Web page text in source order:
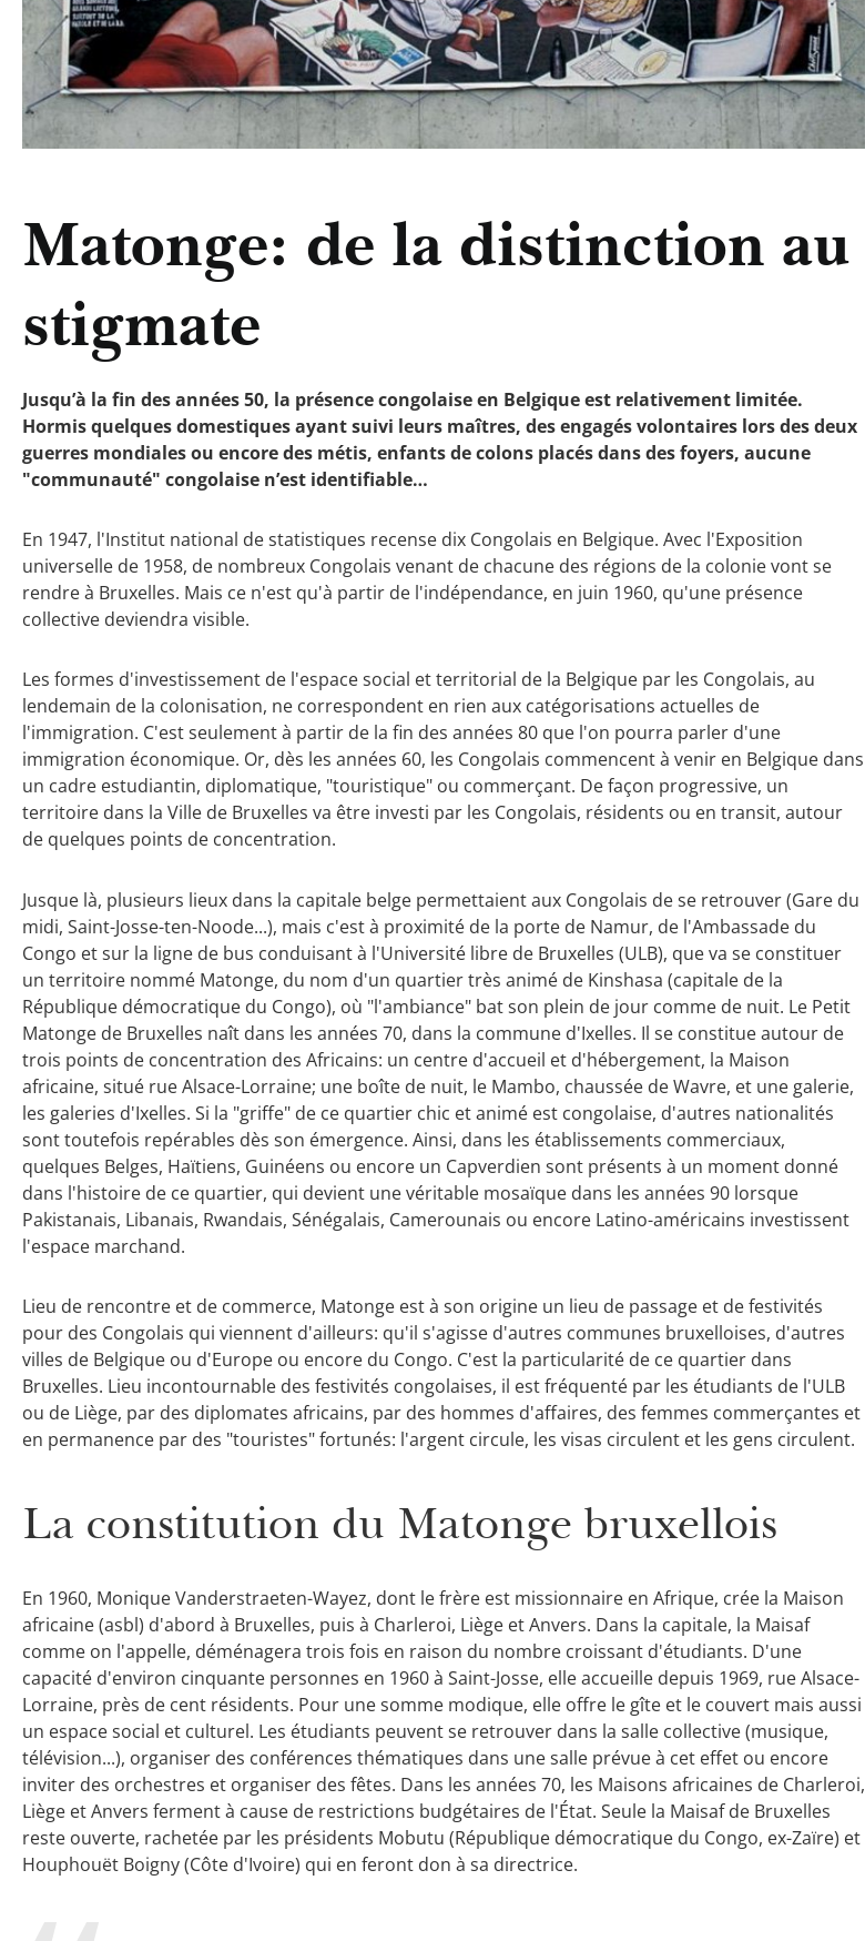
Matonge: de la distinction au
stigmate
Jusqu’à la fin des années 50, la présence congolaise en Belgique est relativement limitée.
Hormis quelques domestiques ayant suivi leurs maîtres, des engagés volontaires lors des deux
guerres mondiales ou encore des métis, enfants de colons placés dans des foyers, aucune
"communauté" congolaise n’est identifiable…
En 1947, l'Institut national de statistiques recense dix Congolais en Belgique. Avec l'Exposition
universelle de 1958, de nombreux Congolais venant de chacune des régions de la colonie vont se
rendre à Bruxelles. Mais ce n'est qu'à partir de l'indépendance, en juin 1960, qu'une présence
collective deviendra visible.
Les formes d'investissement de l'espace social et territorial de la Belgique par les Congolais, au
lendemain de la colonisation, ne correspondent en rien aux catégorisations actuelles de
l'immigration. C'est seulement à partir de la fin des années 80 que l'on pourra parler d'une
immigration économique. Or, dès les années 60, les Congolais commencent à venir en Belgique dans
un cadre estudiantin, diplomatique, "touristique" ou commerçant. De façon progressive, un
territoire dans la Ville de Bruxelles va être investi par les Congolais, résidents ou en transit, autour
de quelques points de concentration.
Jusque là, plusieurs lieux dans la capitale belge permettaient aux Congolais de se retrouver (Gare du
midi, Saint-Josse-ten-Noode...), mais c'est à proximité de la porte de Namur, de l'Ambassade du
Congo et sur la ligne de bus conduisant à l'Université libre de Bruxelles (ULB), que va se constituer
un territoire nommé Matonge, du nom d'un quartier très animé de Kinshasa (capitale de la
République démocratique du Congo), où "l'ambiance" bat son plein de jour comme de nuit. Le Petit
Matonge de Bruxelles naît dans les années 70, dans la commune d'Ixelles. Il se constitue autour de
trois points de concentration des Africains: un centre d'accueil et d'hébergement, la Maison
africaine, situé rue Alsace-Lorraine; une boîte de nuit, le Mambo, chaussée de Wavre, et une galerie,
les galeries d'Ixelles. Si la "griffe" de ce quartier chic et animé est congolaise, d'autres nationalités
sont toutefois repérables dès son émergence. Ainsi, dans les établissements commerciaux,
quelques Belges, Haïtiens, Guinéens ou encore un Capverdien sont présents à un moment donné
dans l'histoire de ce quartier, qui devient une véritable mosaïque dans les années 90 lorsque
Pakistanais, Libanais, Rwandais, Sénégalais, Camerounais ou encore Latino-américains investissent
l'espace marchand.
Lieu de rencontre et de commerce, Matonge est à son origine un lieu de passage et de festivités
pour des Congolais qui viennent d'ailleurs: qu'il s'agisse d'autres communes bruxelloises, d'autres
villes de Belgique ou d'Europe ou encore du Congo. C'est la particularité de ce quartier dans
Bruxelles. Lieu incontournable des festivités congolaises, il est fréquenté par les étudiants de l'ULB
ou de Liège, par des diplomates africains, par des hommes d'affaires, des femmes commerçantes et
en permanence par des "touristes" fortunés: l'argent circule, les visas circulent et les gens circulent.
La constitution du Matonge bruxellois
En 1960, Monique Vanderstraeten-Wayez, dont le frère est missionnaire en Afrique, crée la Maison
africaine (asbl) d'abord à Bruxelles, puis à Charleroi, Liège et Anvers. Dans la capitale, la Maisaf
comme on l'appelle, déménagera trois fois en raison du nombre croissant d'étudiants. D'une
capacité d'environ cinquante personnes en 1960 à Saint-Josse, elle accueille depuis 1969, rue Alsace-
Lorraine, près de cent résidents. Pour une somme modique, elle offre le gîte et le couvert mais aussi
un espace social et culturel. Les étudiants peuvent se retrouver dans la salle collective (musique,
télévision...), organiser des conférences thématiques dans une salle prévue à cet effet ou encore
inviter des orchestres et organiser des fêtes. Dans les années 70, les Maisons africaines de Charleroi,
Liège et Anvers ferment à cause de restrictions budgétaires de l'État. Seule la Maisaf de Bruxelles
reste ouverte, rachetée par les présidents Mobutu (République démocratique du Congo, ex-Zaïre) et
Houphouët Boigny (Côte d'Ivoire) qui en feront don à sa directrice.